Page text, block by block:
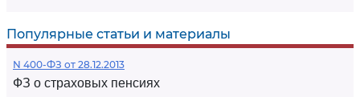
Популярные статьи и материалы
N 400-ФЗ от 28.12.2013
ФЗ о страховых пенсиях